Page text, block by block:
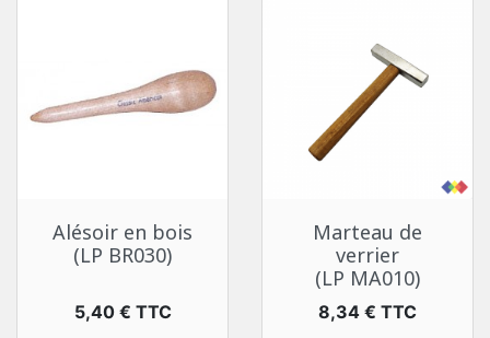
Alésoir en bois
(LP BR030)
Prix
5,40 € TTC
Marteau de
verrier
(LP MA010)
Prix
8,34 € TTC